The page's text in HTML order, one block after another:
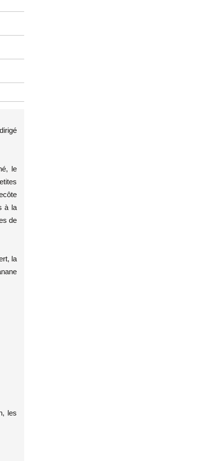
le
à la
de
la
les